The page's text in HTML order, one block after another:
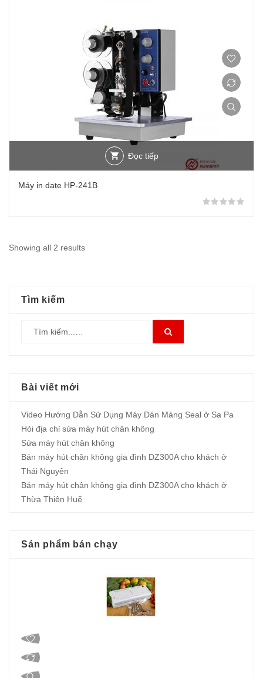
Đọc tiếp
Máy in date HP-241B
Showing all 2 results
Tìm kiếm
Bài viết mới
Video Hướng Dẫn Sử Dụng Máy Dán Màng Seal ở Sa Pa
Hỏi địa chỉ sửa máy hút chân không
Sửa máy hút chân không
Bán máy hút chân không gia đình DZ300A cho khách ở
Thái Nguyên
Bán máy hút chân không gia đình DZ300A cho khách ở
Thừa Thiên Huế
Sản phẩm bán chạy